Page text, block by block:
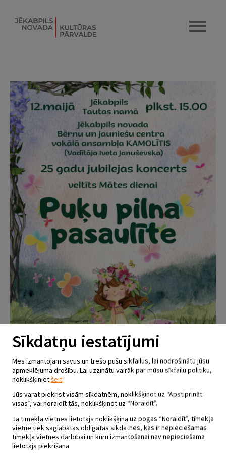
JĒKABPILS NOVADA BJC VOKĀLĀ
ANSAMBĻA “KAMOLĪTIS” 25
GADU JUBILEJAS KONCERTS
12.05.2024 - plkst.15.00
Sīkdatņu iestatījumi
Mēs izmantojam savus un trešo pušu sīkfailus, lai nodrošinātu jūsu
apmeklējuma drošību. Lai uzzinātu vairāk par mūsu sīkfailu politiku,
noklikšķinietšeit.
Jūs varat piekrist visām sīkdatnēm, noklikšķinot uz “Apstiprināt
visas”, vai noraidīt tās, noklikšķinot uz “Noraidīt”.
Ja tīmekļa vietnes lietotājs noklikšķina uz pogas “Noraidīt”, tīmekļa
vietnē tiek saglabātas obligātās sīkdatnes, kas ir nepieciešamas
tīmekļa vietnes darbībai un kuru izmantošanai nav nepieciešama
lietotāja piekrišana